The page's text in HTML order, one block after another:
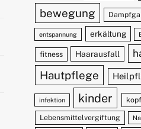
bewegung
entspannung erkältung
fitness Haarausfall
Hautpflege
infektion kinder
Lebensmittelvergiftung